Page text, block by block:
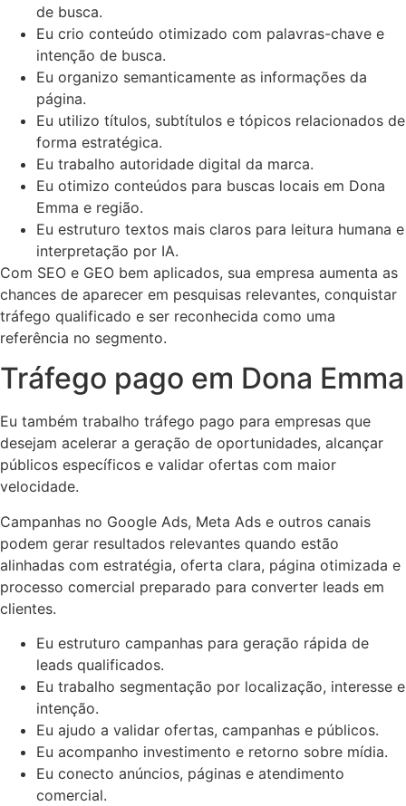
de busca.
Eu crio conteúdo otimizado com palavras-chave e
intenção de busca.
Eu organizo semanticamente as informações da
página.
Eu utilizo títulos, subtítulos e tópicos relacionados de
forma estratégica.
Eu trabalho autoridade digital da marca.
Eu otimizo conteúdos para buscas locais em Dona
Emma e região.
Eu estruturo textos mais claros para leitura humana e
interpretação por IA.
Com SEO e GEO bem aplicados, sua empresa aumenta as
chances de aparecer em pesquisas relevantes, conquistar
tráfego qualificado e ser reconhecida como uma
referência no segmento.
Tráfego pago em Dona Emma
Eu também trabalho tráfego pago para empresas que
desejam acelerar a geração de oportunidades, alcançar
públicos específicos e validar ofertas com maior
velocidade.
Campanhas no Google Ads, Meta Ads e outros canais
podem gerar resultados relevantes quando estão
alinhadas com estratégia, oferta clara, página otimizada e
processo comercial preparado para converter leads em
clientes.
Eu estruturo campanhas para geração rápida de
leads qualificados.
Eu trabalho segmentação por localização, interesse e
intenção.
Eu ajudo a validar ofertas, campanhas e públicos.
Eu acompanho investimento e retorno sobre mídia.
Eu conecto anúncios, páginas e atendimento
comercial.